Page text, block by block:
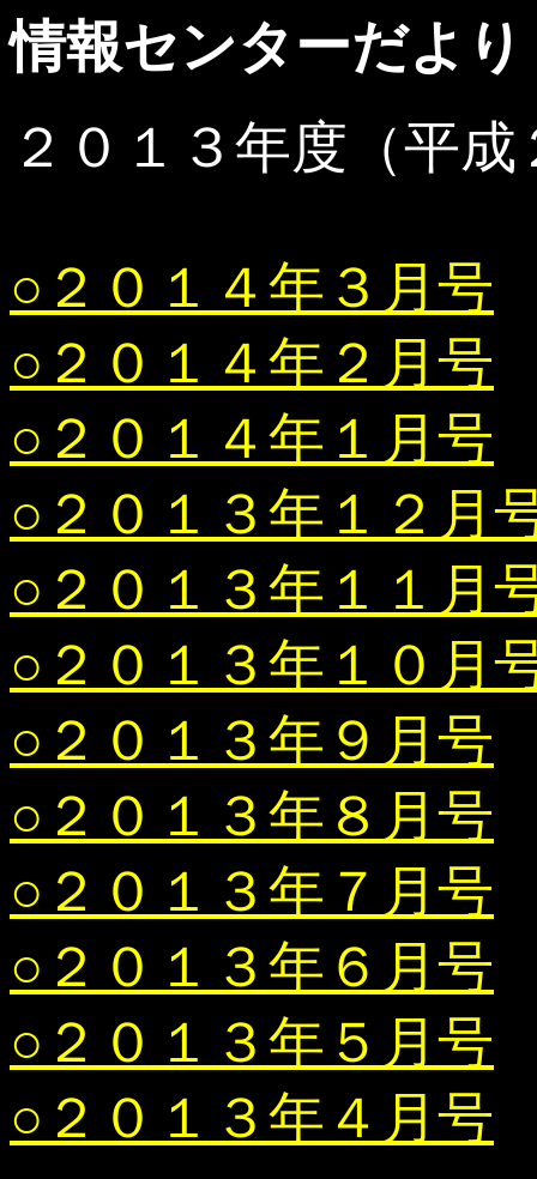
情報センターだより
２０１３年度（平
○２０１４年３月号
○２０１４年２月号
○２０１４年１月号
○２０１３年１２月
○２０１３年１１月
○２０１３年１０月
○２０１３年９月号
○２０１３年８月号
○２０１３年７月号
○２０１３年６月号
○２０１３年５月号
○２０１３年４月号